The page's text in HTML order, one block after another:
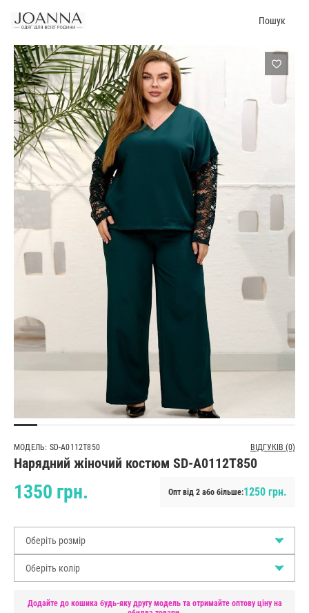
Пошук
МОДЕЛЬ: SD-A0112T850 ВІДГУКІВ (0)
Нарядний жіночий костюм SD-A0112T850
1350 грн. Опт від 2 або більше:1250 грн.
Оберіть розмір
Оберіть колір
Додайте до кошика будь-яку другу модель та отримайте оптову ціну на